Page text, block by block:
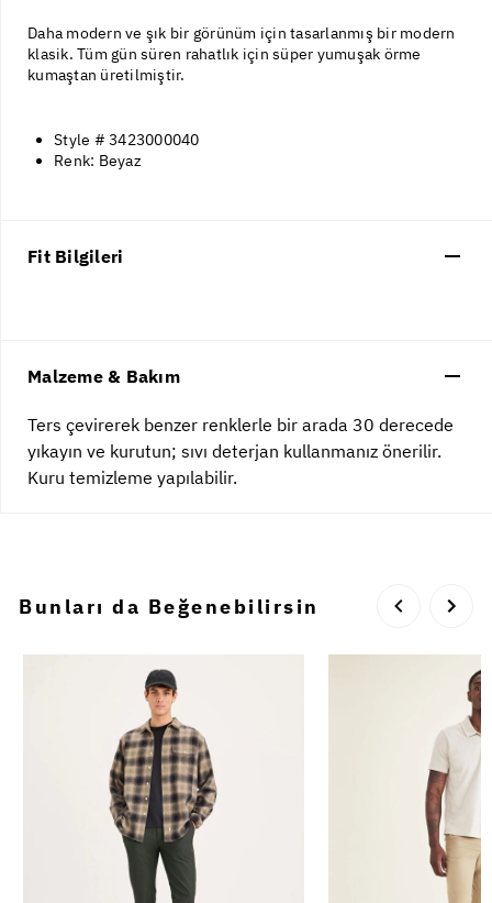
Daha modern ve şık bir görünüm için tasarlanmış bir modern
klasik. Tüm gün süren rahatlık için süper yumuşak örme
kumaştan üretilmiştir.
Style # 3423000040
Renk: Beyaz
Fit Bilgileri
Malzeme & Bakım
Ters çevirerek benzer renklerle bir arada 30 derecede
yıkayın ve kurutun; sıvı deterjan kullanmanız önerilir.
Kuru temizleme yapılabilir.
Bunları da Beğenebilirsin